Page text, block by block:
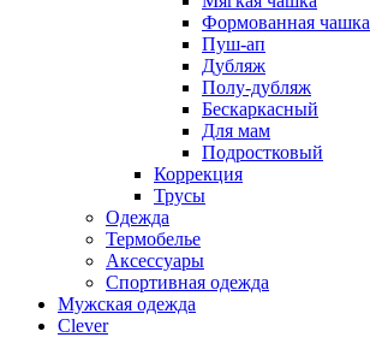
Формованная чашка
Пуш-ап
Дубляж
Полу-дубляж
Бескаркасный
Для мам
Подростковый
Коррекция
Трусы
Одежда
Термобелье
Аксессуары
Спортивная одежда
Мужская одежда
Clever